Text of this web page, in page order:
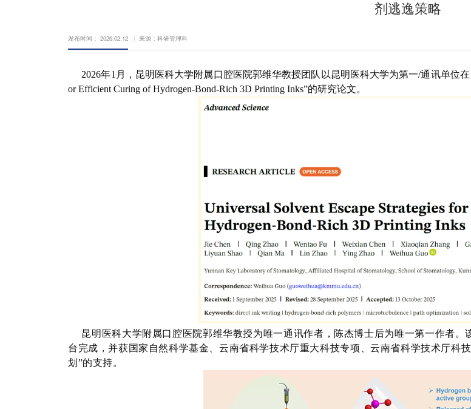
剂逃逸策略
发布时间： 2026.02.12 来源：科研管理科
2026年1月，昆明医科大学附属口腔医院郭维华教授团队以昆明医科大学为第一/通讯单位在
or Efficient Curing of Hydrogen-Bond-Rich 3D Printing Inks”的研究论文。
昆明医科大学附属口腔医院郭维华教授为唯一通讯作者，陈杰博士后为唯一第一作者
台完成，并获国家自然科学基金、云南省科学技术厅重大科技专项、云南省科学技术厅科
划”的支持。